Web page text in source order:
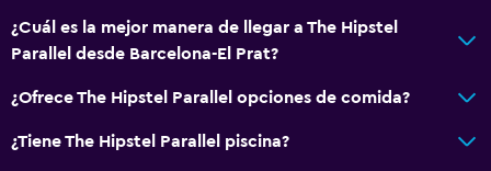
Microondas
Cocina
Cocineta
¿Cuál es la mejor manera de llegar a The Hipstel
Parallel desde Barcelona-El Prat?
¿Ofrece The Hipstel Parallel opciones de comida?
¿Tiene The Hipstel Parallel piscina?